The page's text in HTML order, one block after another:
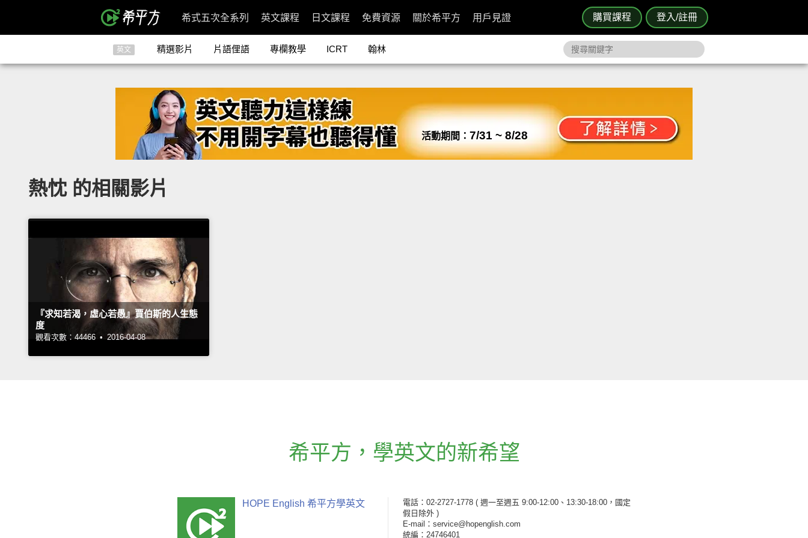
購買課程 登入/註冊
希式五次全系列 英文課程 日文課程 免費資源 關於希平方 用戶見證
英文 精選影片 片語俚語 專欄教學 ICRT 翰林
活動期間： 7/31 ~ 8/28
熱忱 的相關影片
『求知若渴，虛心若愚』賈伯斯的人生態
度
觀看次數：44466 • 2016-04-08
希平方 ， 學英文的新希望
HOPE English 希平方學英文 電話：02-2727-1778 ( 週一至週五 9:00-12:00、13:30-18:00，國定
假日除外 )
E-mail：service@hopenglish.com
統編：24746401